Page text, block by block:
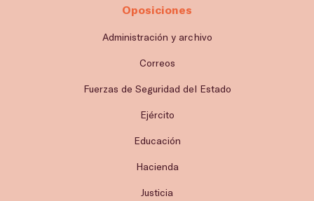
Oposiciones
Administración y archivo
Correos
Fuerzas de Seguridad del Estado
Ejército
Educación
Hacienda
Justicia